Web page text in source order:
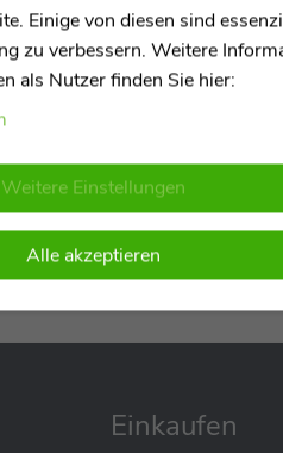
und somit eine
richtige Sicherheit. Von
und Flexibilität ist der
Joie Verso bietet genau das.
Einkaufen
Einige von diesen sind
zu verbessern. Weitere
als Nutzer finden Sie hier:
Weitere Einstellungen
Alle akzeptieren